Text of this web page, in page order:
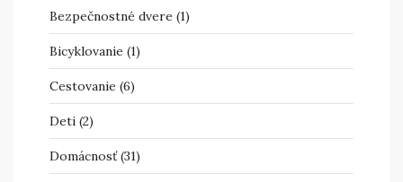
Bezpečnostné dvere (1)
Bicyklovanie (1)
Cestovanie (6)
Deti (2)
Domácnosť(31)